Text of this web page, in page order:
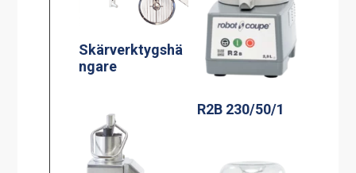
Skärverktygshä
ngare
R2B 230/50/1